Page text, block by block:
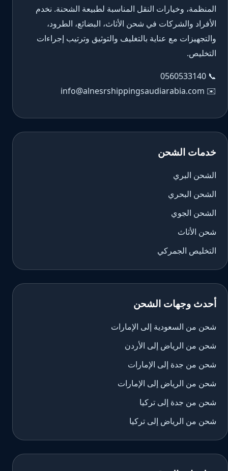
المنظمة، وخيارات النقل المناسبة لطبيعة الشحنة. نخدم
الأفراد والشركات في شحن الأثاث، البضائع، الطرود،
والتجهيزات مع عناية بالتغليف والتوثيق وترتيب إجراءات
التخليص.
📞
0560533140
✉️
info@alnesrshippingsaudiarabia.com
خدمات الشحن
الشحن البري
الشحن البحري
الشحن الجوي
شحن الأثاث
التخليص الجمركي
أحدث وجهات الشحن
شحن من السعودية إلى الإمارات
شحن من الرياض إلى الأردن
شحن من جدة إلى الإمارات
شحن من الرياض إلى الإمارات
شحن من جدة إلى تركيا
شحن من الرياض إلى تركيا